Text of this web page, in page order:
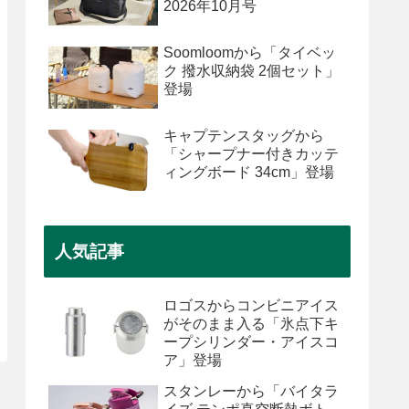
2026年10月号
Soomloomから「タイベッ
ク 撥水収納袋 2個セット」
登場
キャプテンスタッグから
「シャープナー付きカッテ
ィングボード 34cm」登場
人気記事
ロゴスからコンビニアイス
がそのまま入る「氷点下キ
ープシリンダー・アイスコ
ア」登場
スタンレーから「バイタラ